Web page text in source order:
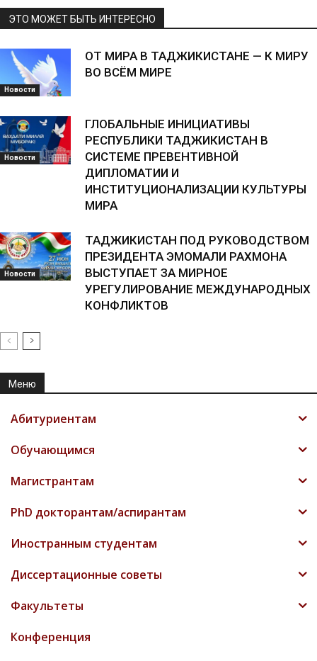
ЭТО МОЖЕТ БЫТЬ ИНТЕРЕСНО
Новости
ОТ МИРА В ТАДЖИКИСТАНЕ — К МИРУ
ВО ВСЁМ МИРЕ
Новости
ГЛОБАЛЬНЫЕ ИНИЦИАТИВЫ
РЕСПУБЛИКИ ТАДЖИКИСТАН В
СИСТЕМЕ ПРЕВЕНТИВНОЙ
ДИПЛОМАТИИ И
ИНСТИТУЦИОНАЛИЗАЦИИ КУЛЬТУРЫ
МИРА
Новости
ТАДЖИКИСТАН ПОД РУКОВОДСТВОМ
ПРЕЗИДЕНТА ЭМОМАЛИ РАХМОНА
ВЫСТУПАЕТ ЗА МИРНОЕ
УРЕГУЛИРОВАНИЕ МЕЖДУНАРОДНЫХ
КОНФЛИКТОВ
Меню
Абитуриентам
Обучающимся
Магистрантам
PhD докторантам/аспирантам
Иностранным студентам
Диссертационные советы
Факультеты
Конференция